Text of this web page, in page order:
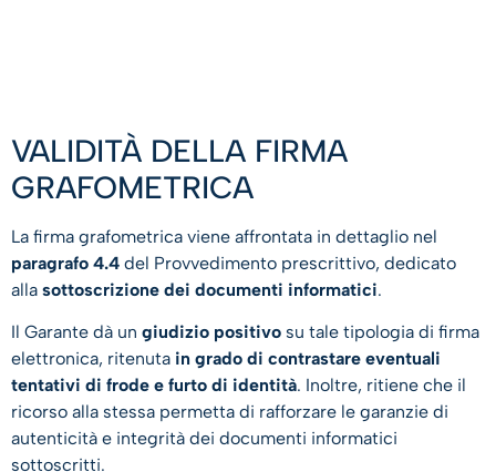
VALIDITÀ DELLA FIRMA
GRAFOMETRICA
La firma grafometrica viene affrontata in dettaglio nel
paragrafo 4.4 del Provvedimento prescrittivo, dedicato
alla sottoscrizione dei documenti informatici.
Il Garante dà un giudizio positivo su tale tipologia di firma
elettronica, ritenuta in grado di contrastare eventuali
tentativi di frode e furto di identità. Inoltre, ritiene che il
ricorso alla stessa permetta di rafforzare le garanzie di
autenticità e integrità dei documenti informatici
sottoscritti.